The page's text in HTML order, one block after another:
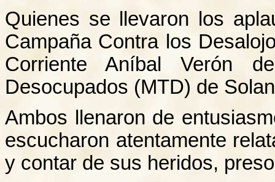
Quienes se llevaron los
Campaña Contra los
Corriente Aníbal Verón
Desocupados (MTD) de
Ambos llenaron de
escucharon atentamente
y contar de sus heridos,